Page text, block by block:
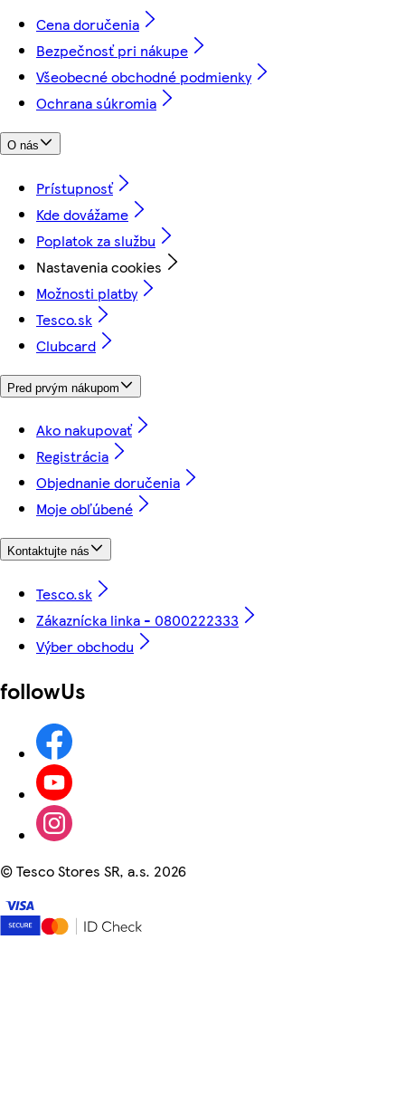
Cena doručenia
Bezpečnosť pri nákupe
Všeobecné obchodné podmienky
Ochrana súkromia
O nás
Prístupnosť
Kde dovážame
Poplatok za službu
Nastavenia cookies
Možnosti platby
Tesco.sk
Clubcard
Pred prvým nákupom
Ako nakupovať
Registrácia
Objednanie doručenia
Moje obľúbené
Kontaktujte nás
Tesco.sk
Zákaznícka linka - 0800222333
Výber obchodu
followUs
©Tesco Stores SR, a.s. 2026